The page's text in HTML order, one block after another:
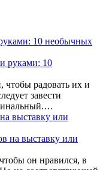
10 необычных
чтобы радовать их и
завести
выставку или
он нравился, в